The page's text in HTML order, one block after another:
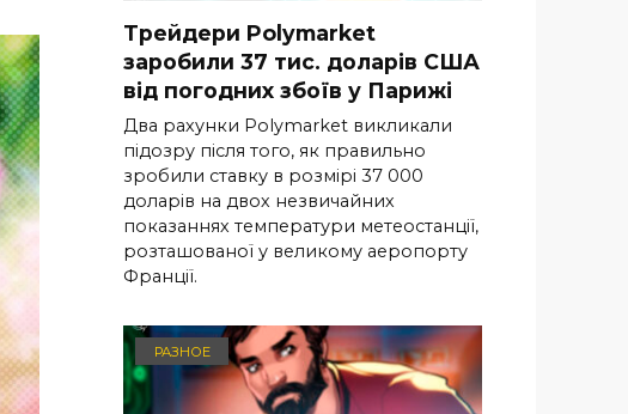
Трейдери Polymarket
заробили 37 тис. доларів США
від погодних збоїв у Парижі
Два рахунки Polymarket викликали
підозру після того, як правильно
зробили ставку в розмірі 37 000
доларів на двох незвичайних
показаннях температури метеостанції,
розташованої у великому аеропорту
Франції.
РАЗНОЕ